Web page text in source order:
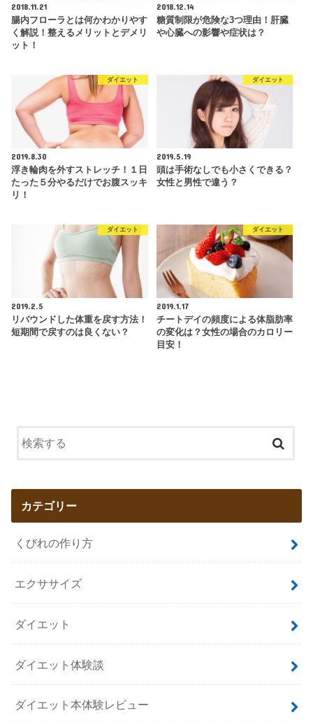
2018.11.21
腸内フローラとは何かわかりやす
く解説！整えるメリットとデメリ
ット！
2018.12.14
糖質制限が危険な3つ理由！肝臓
や心臓への影響や症状は？
ダイエット
2019.8.30
浮き輪肉を外すストレッチ！１日
たった５分やるだけでお腹スッキ
リ！
ダイエット
2019.5.19
頭は手術なしでも小さくできる？
女性と男性で違う？
ダイエット
2019.2.5
リバウンドした体重を戻す⽅法！
短期間で戻すのは良くない？
ダイエット
2019.1.17
チートデイの頻度による体脂肪率
の変化は？女性の場合のカロリー
目安！
カテゴリー
くびれの作り方
エクササイズ
ダイエット
ダイエット体験談
ダイエット本体験レビュー